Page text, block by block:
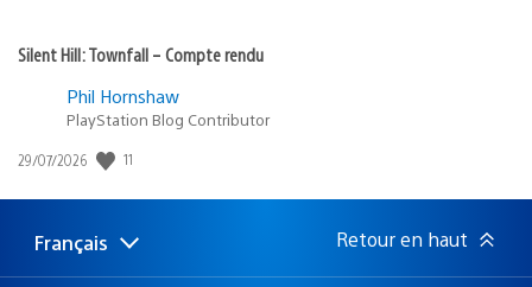
Silent Hill: Townfall – Compte rendu
Phil Hornshaw
PlayStation Blog Contributor
Date
publication
29/07/2026 11
Choisir
Région
Français Retour en haut